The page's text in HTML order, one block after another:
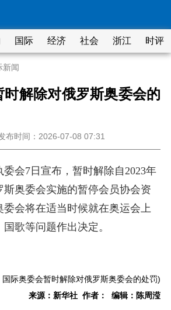
国际 经济 社会 浙江 时评
新闻
时解除对俄罗斯奥委会的
布时间：2026-07-08 07:31
委会7日宣布，暂时解除自2023年
斯奥委会实施的暂停会员协会资
委会将在适当时候就在奥运会上
歌等问题作出决定。
际奥委会暂时解除对俄罗斯奥委会的处罚)
来源：新华社 作者： 编辑：陈周滢